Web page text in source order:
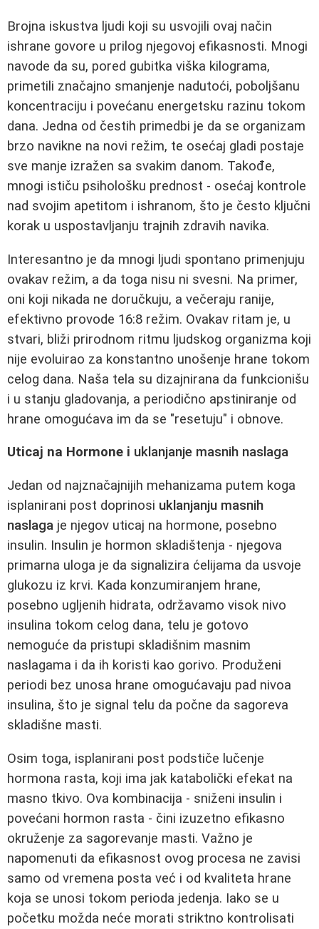
Brojna iskustva ljudi koji su usvojili ovaj način
ishrane govore u prilog njegovoj efikasnosti. Mnogi
navode da su, pored gubitka viška kilograma,
primetili značajno smanjenje nadutoći, poboljšanu
koncentraciju i povećanu energetsku razinu tokom
dana. Jedna od čestih primedbi je da se organizam
brzo navikne na novi režim, te osećaj gladi postaje
sve manje izražen sa svakim danom. Takođe,
mnogi ističu psihološku prednost - osećaj kontrole
nad svojim apetitom i ishranom, što je često ključni
korak u uspostavljanju trajnih zdravih navika.
Interesantno je da mnogi ljudi spontano primenjuju
ovakav režim, a da toga nisu ni svesni. Na primer,
oni koji nikada ne doručkuju, a večeraju ranije,
efektivno provode 16:8 režim. Ovakav ritam je, u
stvari, bliži prirodnom ritmu ljudskog organizma koji
nije evoluirao za konstantno unošenje hrane tokom
celog dana. Naša tela su dizajnirana da funkcionišu
i u stanju gladovanja, a periodično apstiniranje od
hrane omogućava im da se "resetuju" i obnove.
Uticaj na Hormone i uklanjanje masnih naslaga
Jedan od najznačajnijih mehanizama putem koga
isplanirani post doprinosi uklanjanju masnih
naslaga je njegov uticaj na hormone, posebno
insulin. Insulin je hormon skladištenja - njegova
primarna uloga je da signalizira ćelijama da usvoje
glukozu iz krvi. Kada konzumiranjem hrane,
posebno ugljenih hidrata, održavamo visok nivo
insulina tokom celog dana, telu je gotovo
nemoguće da pristupi skladišnim masnim
naslagama i da ih koristi kao gorivo. Produženi
periodi bez unosa hrane omogućavaju pad nivoa
insulina, što je signal telu da počne da sagoreva
skladišne masti.
Osim toga, isplanirani post podstiče lučenje
hormona rasta, koji ima jak katabolički efekat na
masno tkivo. Ova kombinacija - sniženi insulin i
povećani hormon rasta - čini izuzetno efikasno
okruženje za sagorevanje masti. Važno je
napomenuti da efikasnost ovog procesa ne zavisi
samo od vremena posta već i od kvaliteta hrane
koja se unosi tokom perioda jedenja. Iako se u
početku možda neće morati striktno kontrolisati